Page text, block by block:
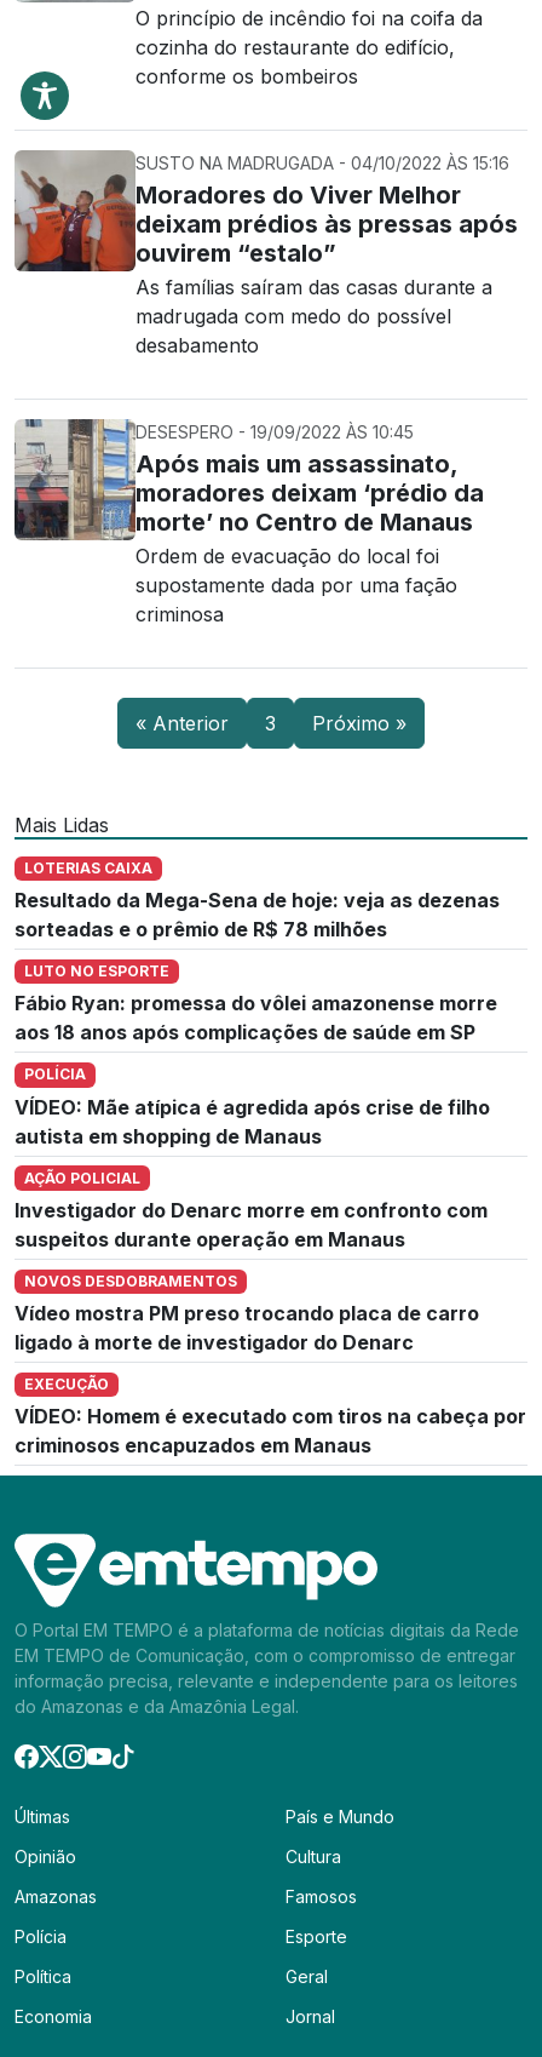
O princípio de incêndio foi na coifa da
cozinha do restaurante do edifício,
conforme os bombeiros
SUSTO NA MADRUGADA - 04/10/2022 ÀS 15:16
Moradores do Viver Melhor
deixam prédios às pressas após
ouvirem “estalo”
As famílias saíram das casas durante a
madrugada com medo do possível
desabamento
DESESPERO - 19/09/2022 ÀS 10:45
Após mais um assassinato,
moradores deixam ‘prédio da
morte’ no Centro de Manaus
Ordem de evacuação do local foi
supostamente dada por uma fação
criminosa
« Anterior 3 Próximo »
Mais Lidas
LOTERIAS CAIXA
Resultado da Mega-Sena de hoje: veja as dezenas
sorteadas e o prêmio de R$ 78 milhões
LUTO NO ESPORTE
Fábio Ryan: promessa do vôlei amazonense morre
aos 18 anos após complicações de saúde em SP
POLÍCIA
VÍDEO: Mãe atípica é agredida após crise de filho
autista em shopping de Manaus
AÇÃO POLICIAL
Investigador do Denarc morre em confronto com
suspeitos durante operação em Manaus
NOVOS DESDOBRAMENTOS
Vídeo mostra PM preso trocando placa de carro
ligado à morte de investigador do Denarc
EXECUÇÃO
VÍDEO: Homem é executado com tiros na cabeça por
criminosos encapuzados em Manaus
O Portal EM TEMPO é a plataforma de notícias digitais da Rede
EM TEMPO de Comunicação, com o compromisso de entregar
informação precisa, relevante e independente para os leitores
do Amazonas e da Amazônia Legal.
Últimas
Opinião
Amazonas
Polícia
Política
Economia
País e Mundo
Cultura
Famosos
Esporte
Geral
Jornal